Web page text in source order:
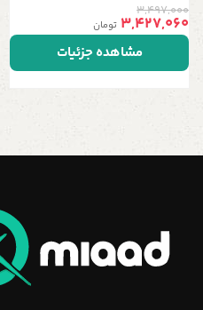
3,497,000
3,427,060 تومان
مشاهده جزئیات